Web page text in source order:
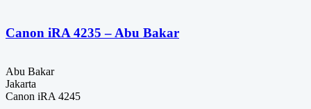
Canon iRA 4235 – Abu Bakar
Abu Bakar
Jakarta
Canon iRA 4245